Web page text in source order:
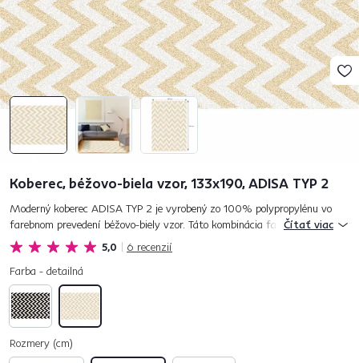
Koberec, béžovo-biela vzor, 133x190, ADISA TYP 2
5,0 6 recenzií
Moderný koberec ADISA TYP 2 je vyrobený zo 100% polypropylénu vo
farebnom prevedení béžovo-biely vzor. Táto kombinácia farieb okamžite
pritiahne zrak, a tak sa stane výrazným prvkom vo vašej obývačk...
Čítať viac
Farba - detailná
Rozmery (cm)